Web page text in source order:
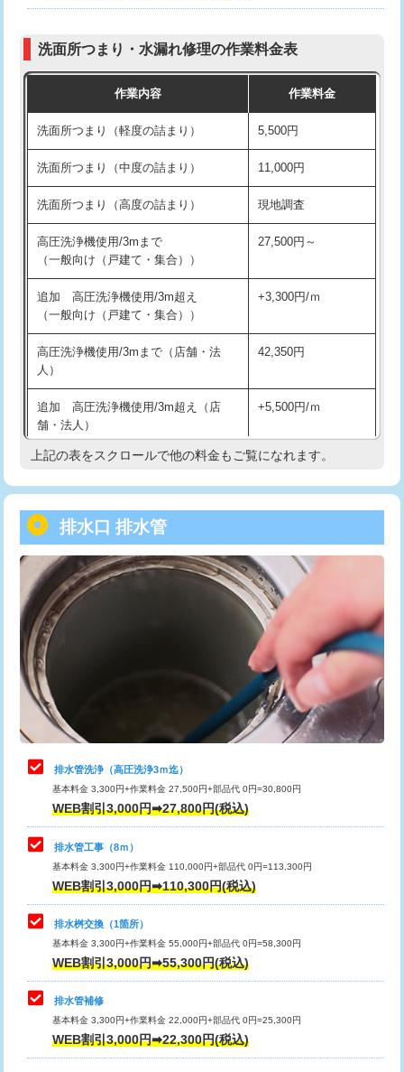
モルタル補修（厚さ10㎝まで） 27,500円
モルタル補修（厚さ10㎝超え） 38,500円
洗面台設置 38,500円
バスタブ設置 現場見積
追加人工 16,500円
廃棄・処分
※給水管工事は20mmまでの価格です。
（P/S/ポップアップ））
交換・取付（その他部品） 11,000円+材料費
持込商品取付（単水栓） 13,200円
持込商品取付（混合水栓） 16,500円
持込商品取付（浄水器・分岐水栓） 16,500円
給水管工事※（ホール加工) 16,500円
給水管工事※（バンド止め)
給水管工事※（支持金具設置) 5,500円
給水管工事※（保温材使用（バンド止
め込み）)
5,500円
給水管工事※（土の掘削・埋め戻し作
業)
11,000円
給水管工事※（塩ビ管（VP・HI）使
用/3ｍまで)
用（追加）/3ｍ超え)
給水管工事※（ライニング鋼管・銅
管・ポリ管・HT管使用/3ｍまで)
44,000円
給水管工事※（ライニング鋼管・銅
管・ポリ管・HT管使用/3ｍ超え)
+8,800円
排水管工事（土の掘削・埋め戻し作
業）
11,000円~
排水管工事（排水管工事/3ｍまで） 55,000円
排水管工事（追加 排水管工事/3ｍ超
え）
マス交換（土の掘削・埋め戻し作業）
マス交換（深さ50㎝未満）
マス交換（深さ50㎝以上）
コンクリート斫り（厚さ10㎝まで）
コンクリート斫り（厚さ10㎝超え）
モルタル補修（厚さ10㎝まで）
モルタル補修（厚さ10㎝超え）
洗面所つまり・水漏れ修理の作業料金表
作業内容 作業料金
洗面所つまり（軽度の詰まり） 5,500円
洗面所つまり（中度の詰まり） 11,000円
洗面所つまり（高度の詰まり） 現地調査
高圧洗浄機使用/3mまで
（一般向け（戸建て・集合））
27,500円～
追加 高圧洗浄機使用/3m超え
（一般向け（戸建て・集合））
+3,300円/ｍ
高圧洗浄機使用/3mまで（店舗・法
人）
42,350円
追加 高圧洗浄機使用/3m超え（店
舗・法人）
+5,500円/ｍ
高度高圧洗浄換 現地調査
トーラー機使用/3mまで
追加トーラー機使用/3m超え +3,300円
カメラ調査 33,000円
桝清掃 8,800円
止水・漏水調査・防水処理・清掃・修
理・調整・分解・加工など（軽作業）
11,000円
止水・漏水調査・防水処理・清掃・修
理・調整・分解・加工など（中作業）
22,000円
止水・漏水調査・防水処理・清掃・修
理・調整・分解・加工など（重作業）
33,000円
その他部品の脱着
交換・取付（タンク）
交換・取付(単水栓（壁付・デッキ
式）)
交換・取付(混合水栓（壁付・デッキ
式・ワンホール）)
16,500円+材料費
交換・取付(排水栓・排水トラップ
上記の表をスクロールで他の料金もご覧になれます。
排水口 排水管
排水管洗浄（高圧洗浄3ｍ迄）
基本料金 3,300円+作業料金 27,500円+部品代 0円=30,800円
WEB割引3,000円➡27,800円(税込)
排水管工事（8ｍ）
基本料金 3,300円+作業料金 110,000円+部品代 0円=113,300円
WEB割引3,000円➡110,300円(税込)
排水桝交換（1箇所）
基本料金 3,300円+作業料金 55,000円+部品代 0円=58,300円
WEB割引3,000円➡55,300円(税込)
排水管補修
基本料金 3,300円+作業料金 22,000円+部品代 0円=25,300円
WEB割引3,000円➡22,300円(税込)